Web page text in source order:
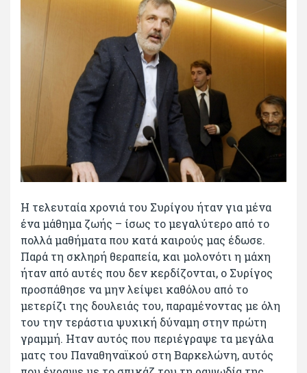
Η τελευταία χρονιά του Συρίγου ήταν για μένα
ένα μάθημα ζωής – ίσως το μεγαλύτερο από το
πολλά μαθήματα που κατά καιρούς μας έδωσε.
Παρά τη σκληρή θεραπεία, και μολονότι η μάχη
ήταν από αυτές που δεν κερδίζονται, ο Συρίγος
προσπάθησε να μην λείψει καθόλου από το
μετερίζι της δουλειάς του, παραμένοντας με όλη
του την τεράστια ψυχική δύναμη στην πρώτη
γραμμή. Ηταν αυτός που περιέγραψε τα μεγάλα
ματς του Παναθηναϊκού στη Βαρκελώνη, αυτός